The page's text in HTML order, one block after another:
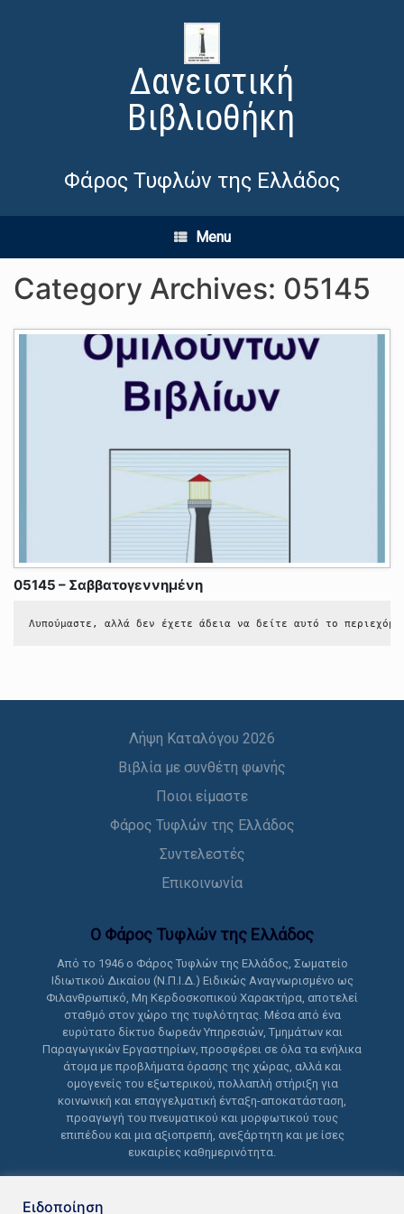
Δανειστική
Βιβλιοθήκη
Φάρος Τυφλών της Ελλάδος
Menu
Category Archives: 05145
05145 – Σαββατογεννημένη
Λυπούμαστε, αλλά δεν έχετε άδεια να δείτε αυτό το
Λήψη Καταλόγου 2026
Βιβλία με συνθέτη φωνής
Ποιοι είμαστε
Φάρος Τυφλών της Ελλάδος
Συντελεστές
Επικοινωνία
Ο Φάρος Τυφλών της Ελλάδoς
Από το 1946 ο Φάρος Τυφλών της Ελλάδος, Σωματείο
Ιδιωτικού Δικαίου (Ν.Π.Ι.Δ.) Ειδικώς Αναγνωρισμένο ως
Φιλανθρωπικό, Μη Κερδοσκοπικού Χαρακτήρα, αποτελεί
σταθμό στον χώρο της τυφλότητας. Μέσα από ένα
ευρύτατο δίκτυο δωρεάν Υπηρεσιών, Τμημάτων και
Παραγωγικών Εργαστηρίων, προσφέρει σε όλα τα ενήλικα
άτομα με προβλήματα όρασης της χώρας, αλλά και
ομογενείς του εξωτερικού, πολλαπλή στήριξη για
κοινωνική και επαγγελματική ένταξη-αποκατάσταση,
προαγωγή του πνευματικού και μορφωτικού τους
επιπέδου και μια αξιοπρεπή, ανεξάρτητη και με ίσες
ευκαιρίες καθημερινότητα.
Ειδοποίηση